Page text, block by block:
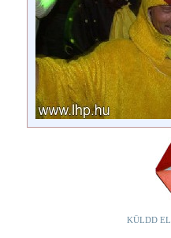
KÜLDD